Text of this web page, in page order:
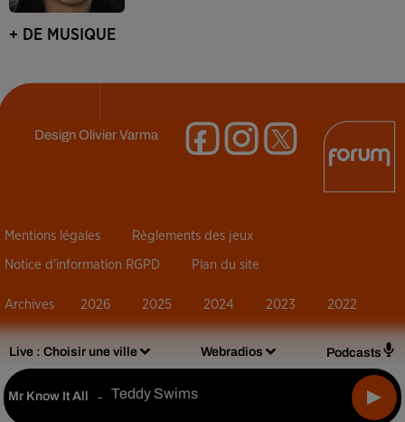
Live : Choisir une ville Webradios Podcasts
Mr Know It All - Teddy Swims
+ DE MUSIQUE
DesignOlivier Varma
Mentions légales Règlements des jeux
Notice d’information RGPD Plan du site
Archives 2026 2025 2024 2023 2022